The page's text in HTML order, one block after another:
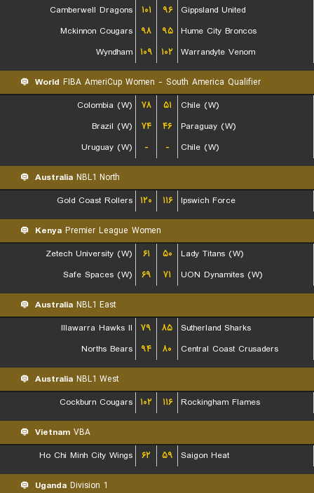
Camberwell Dragons
۱۰۱ ۹۶
Gippsland United
Mckinnon Cougars
۹۸ ۹۵
Hume City Broncos
Wyndham
۱۰۹ ۱۰۲ Warrandyte Venom
World FIBA AmeriCup Women - South America Qualifier
Colombia (W)
۷۸ ۵۱
Chile (W)
Brazil (W)
۷۴ ۴۶
Paraguay (W)
Uruguay (W)
- - Chile (W)
Australia NBL1 North
Gold Coast Rollers
۱۲۰ ۱۱۶ Ipswich Force
Kenya Premier League Women
Zetech University (W)
۶۱ ۵۰
Lady Titans (W)
Safe Spaces (W)
۶۹ ۷۱ UON Dynamites (W)
Australia NBL1 East
Illawarra Hawks II
۷۹ ۸۵
Sutherland Sharks
Norths Bears
۹۴ ۸۰ Central Coast Crusaders
Australia NBL1 West
Cockburn Cougars
۱۰۲ ۱۱۶ Rockingham Flames
Vietnam VBA
Ho Chi Minh City Wings
۶۲ ۵۹ Saigon Heat
Uganda Division 1